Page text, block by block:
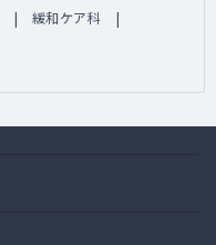
緩和ケア科